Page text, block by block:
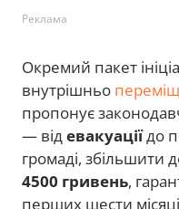
Реклама
Окремий пакет
внутрішньо
пропонує
— відевакуаціїдо
громаді, збільшити
4500 гривень,
перших шести